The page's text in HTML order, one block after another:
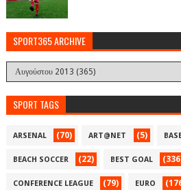
SPORT365 ARCHIVE
SPORT TAGS
ARSENAL (70) ART@NET (5)
BEACH SOCCER (22) BEST GOAL
CONFERENCE LEAGUE (79) EURO